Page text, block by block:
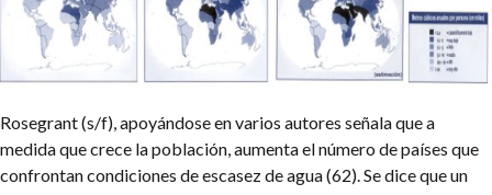
Rosegrant (s/f), apoyándose en varios autores señala que a
medida que crece la población, aumenta el número de países que
confrontan condiciones de escasez de agua (62). Se dice que un